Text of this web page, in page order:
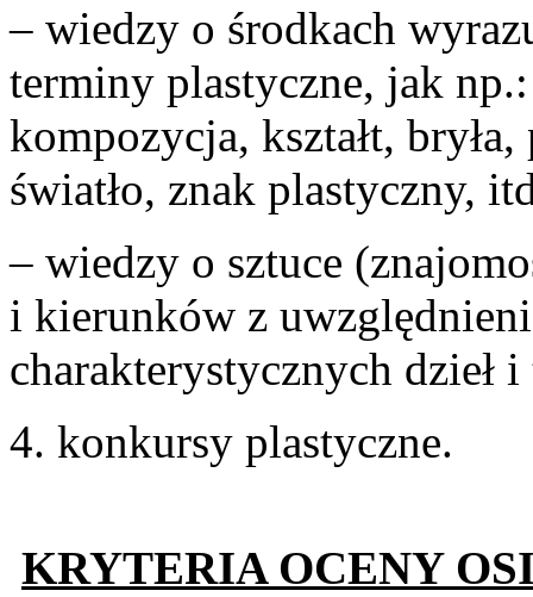
– wiedzy o środkach
terminy plastyczne, jak
kompozycja, kształt,
światło, znak plastyczny,
– wiedzy o sztuce
i kierunków z
charakterystycznych dzieł
4.
KRYTERIA OCENY